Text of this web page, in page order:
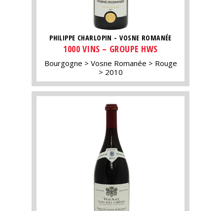
PHILIPPE CHARLOPIN - VOSNE ROMANÉE
1000 VINS – GROUPE HWS
Bourgogne Vosne Romanée
Rouge
2010